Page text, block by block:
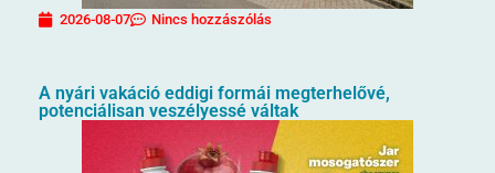
2026-08-07 Nincs hozzászólás
A nyári vakáció eddigi formái megterhelővé,
potenciálisan veszélyessé váltak